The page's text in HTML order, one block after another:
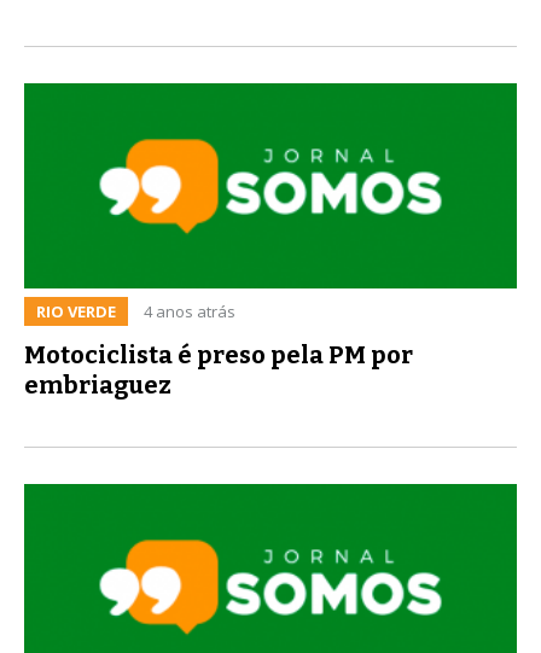
RIO VERDE 4 anos atrás
Motociclista é preso pela PM por
embriaguez